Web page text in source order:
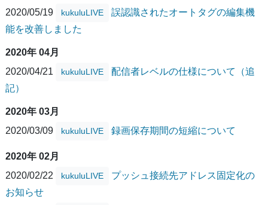
2020/05/19
kukuluLIVE
誤認識されたオートタグの編集機
能を改善しました
2020年 04月
2020/04/21
kukuluLIVE
配信者レベルの仕様について（追
記）
2020年 03月
2020/03/09
kukuluLIVE 録画保存期間の短縮について
2020年 02月
2020/02/22
kukuluLIVE
プッシュ接続先アドレス固定化の
お知らせ